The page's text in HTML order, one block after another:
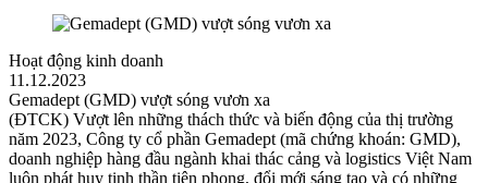
Hoạt động kinh doanh
11.12.2023
Gemadept (GMD) vượt sóng vươn xa
(ĐTCK) Vượt lên những thách thức và biến động của thị trường
năm 2023, Công ty cổ phần Gemadept (mã chứng khoán: GMD),
doanh nghiệp hàng đầu ngành khai thác cảng và logistics Việt Nam
luôn phát huy tinh thần tiên phong, đổi mới sáng tạo và có những